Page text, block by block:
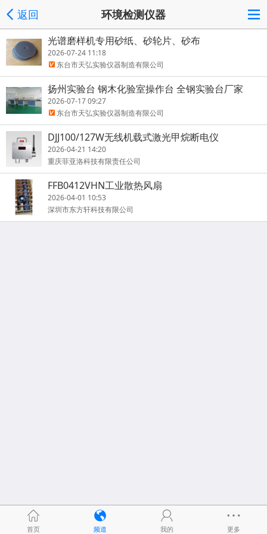
返回 环境检测仪器
光谱磨样机专用砂纸、砂轮片、砂布
2026-07-24 11:18
东台市天弘实验仪器制造有限公司
扬州实验台 钢木化验室操作台 全钢实验台厂家
2026-07-17 09:27
东台市天弘实验仪器制造有限公司
DJJ100/127W无线机载式激光甲烷断电仪
2026-04-21 14:20
重庆菲亚洛科技有限责任公司
FFB0412VHN工业散热风扇
2026-04-01 10:53
深圳市东方轩科技有限公司
首页 频道 我的 更多